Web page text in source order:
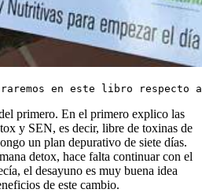
en este libro respecto
primero. En el primero explico las
y SEN, es decir, libre de toxinas de
un plan depurativo de siete días.
detox, hace falta continuar con el
el desayuno es muy buena idea
de este cambio.